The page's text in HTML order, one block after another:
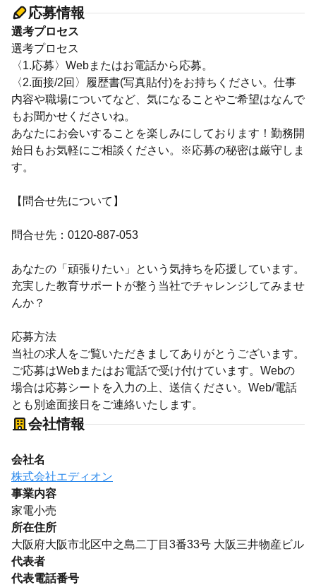
応募情報
選考プロセス
選考プロセス
〈1.応募〉Webまたはお電話から応募。
〈2.面接/2回〉履歴書(写真貼付)をお持ちください。仕事
内容や職場についてなど、気になることやご希望はなんで
もお聞かせくださいね。
あなたにお会いすることを楽しみにしております！勤務開
始日もお気軽にご相談ください。※応募の秘密は厳守しま
す。
【問合せ先について】
問合せ先：0120-887-053
あなたの「頑張りたい」という気持ちを応援しています。
充実した教育サポートが整う当社でチャレンジしてみませ
んか？
応募方法
当社の求人をご覧いただきましてありがとうございます。
ご応募はWebまたはお電話で受け付けています。Webの
場合は応募シートを入力の上、送信ください。Web/電話
とも別途面接日をご連絡いたします。
会社情報
会社名
株式会社エディオン
事業内容
家電小売
所在住所
大阪府大阪市北区中之島二丁目3番33号 大阪三井物産ビル
代表者
代表電話番号